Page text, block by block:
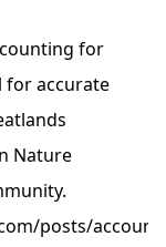
for
for accurate
Nature
posts/